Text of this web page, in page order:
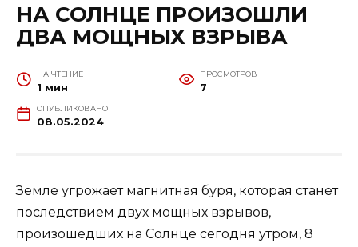
НА СОЛНЦЕ ПРОИЗОШЛИ
ДВА МОЩНЫХ ВЗРЫВА
НА ЧТЕНИЕ
1 мин
ПРОСМОТРОВ
7
ОПУБЛИКОВАНО
08.05.2024
Земле угрожает магнитная буря, которая станет
последствием двух мощных взрывов,
произошедших на Солнце сегодня утром, 8